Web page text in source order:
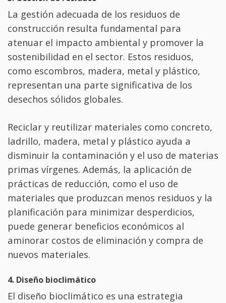
La gestión adecuada de los residuos de
construcción resulta fundamental para
atenuar el impacto ambiental y promover la
sostenibilidad en el sector. Estos residuos,
como escombros, madera, metal y plástico,
representan una parte significativa de los
desechos sólidos globales.
Reciclar y reutilizar materiales como concreto,
ladrillo, madera, metal y plástico ayuda a
disminuir la contaminación y el uso de materias
primas vírgenes. Además, la aplicación de
prácticas de reducción, como el uso de
materiales que produzcan menos residuos y la
planificación para minimizar desperdicios,
puede generar beneficios económicos al
aminorar costos de eliminación y compra de
nuevos materiales.
4. Diseño bioclimático
El diseño bioclimático es una estrategia